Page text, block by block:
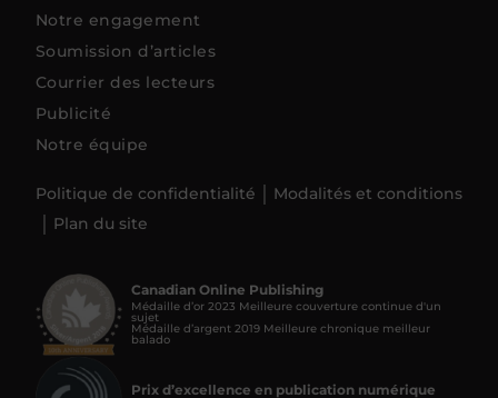
Notre engagement
Soumission d’articles
Courrier des lecteurs
Publicité
Notre équipe
Politique de confidentialité
Modalités et conditions
Plan du site
Canadian Online Publishing
Médaille d’or 2023 Meilleure couverture continue d'un
sujet
Médaille d’argent 2019 Meilleure chronique meilleur
balado
Prix d’excellence en publication numérique